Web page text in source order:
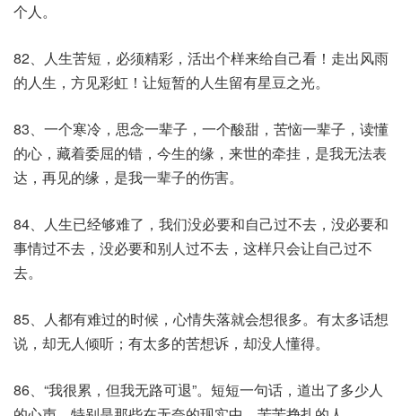
个人。
82、人生苦短，必须精彩，活出个样来给自己看！走出风雨
的人生，方见彩虹！让短暂的人生留有星豆之光。
83、一个寒冷，思念一辈子，一个酸甜，苦恼一辈子，读懂
的心，藏着委屈的错，今生的缘，来世的牵挂，是我无法表
达，再见的缘，是我一辈子的伤害。
84、人生已经够难了，我们没必要和自己过不去，没必要和
事情过不去，没必要和别人过不去，这样只会让自己过不
去。
85、人都有难过的时候，心情失落就会想很多。有太多话想
说，却无人倾听；有太多的苦想诉，却没人懂得。
86、“我很累，但我无路可退”。短短一句话，道出了多少人